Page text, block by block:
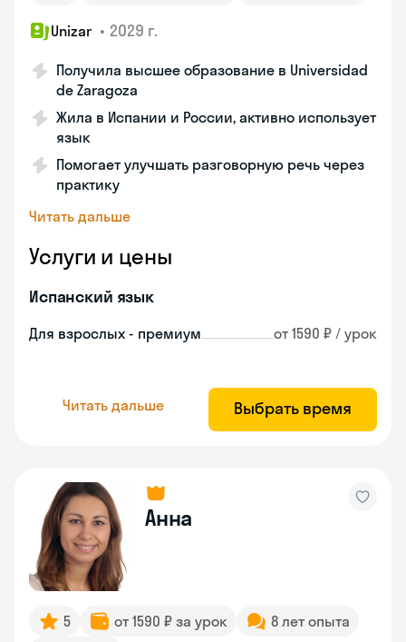
Unizar • 2029 г.
Получила высшее образование в Universidad
de Zaragoza
Жила в Испании и России, активно использует
язык
Помогает улучшать разговорную речь через
практику
Читать дальше
Услуги и цены
Испанский язык
Для взрослых - премиум от 1590 ₽ / урок
Читать дальше Выбрать время
Анна
5 от 1590 ₽ за урок
8 лет опыта